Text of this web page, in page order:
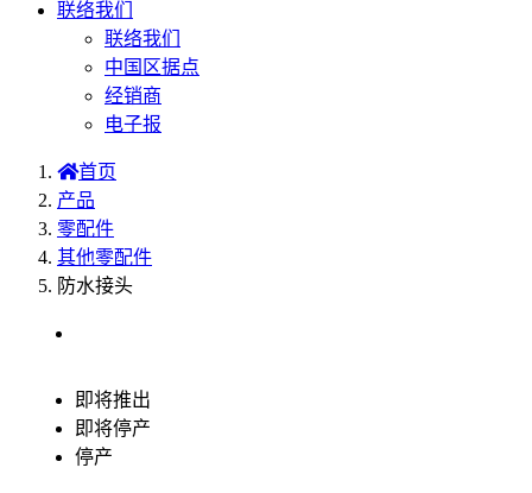
联络我们
联络我们
中国区据点
经销商
电子报
首页
产品
零配件
其他零配件
防水接头
即将推出
即将停产
停产